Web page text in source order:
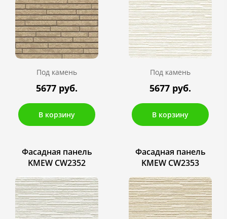
Под камень
5677 руб.
В корзину
Под камень
5677 руб.
В корзину
Фасадная панель
KMEW CW2352
Фасадная панель
KMEW CW2353